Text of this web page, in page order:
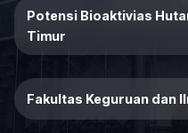
Potensi Bioaktivias
Timur
Fakultas Keguruan dan